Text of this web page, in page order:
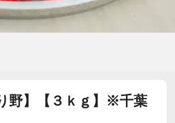
野】【３ｋｇ】※千葉